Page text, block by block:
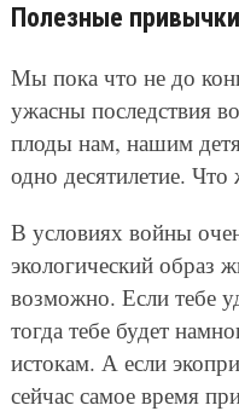
Полезные привычки
Мы пока что не до
ужасны последствия
плоды нам, нашим
одно десятилетие. Что
В условиях войны
экологический образ
возможно. Если тебе
тогда тебе будет
истокам. А если
сейчас самое время